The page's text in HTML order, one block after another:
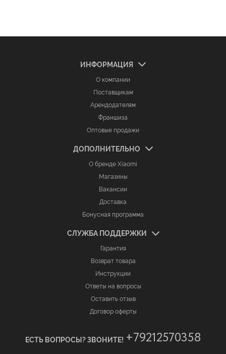
ИНФОРМАЦИЯ
О компании
Поставщикам
Арендодателям
Франшиза
Оптовые продажи
ДОПОЛНИТЕЛЬНО
О бренде Xiaomi
Магазины
Вакансии
Доставка
Бонусная программа
СЛУЖБА ПОДДЕРЖКИ
Гарантия
Возврат товара
Инструкции
Ответы на вопросы
Оставить отзыв
Договор оферты
ЕСТЬ ВОПРОСЫ? ЗВОНИТЕ! +79212570358